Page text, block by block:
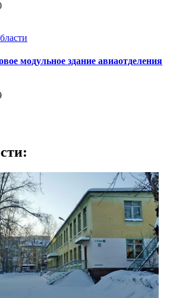
модульное здание авиаотделения